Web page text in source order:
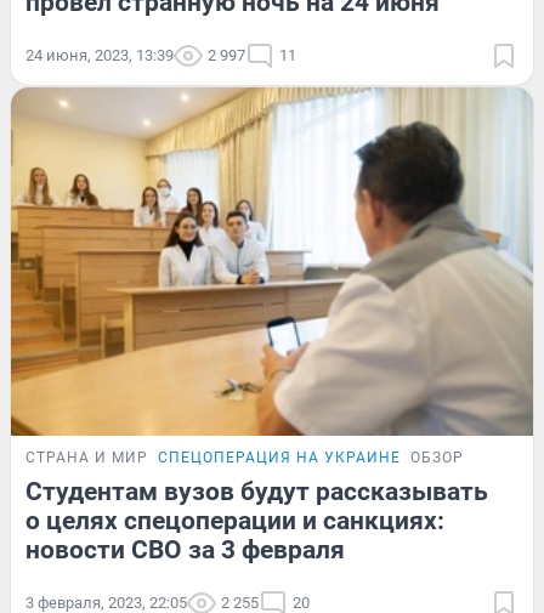
24 июня, 2023, 13:39 2 997 11
СТРАНА И МИР СПЕЦОПЕРАЦИЯ НА УКРАИНЕ ОБЗОР
Студентам вузов будут рассказывать
о целях спецоперации и санкциях:
новости СВО за 3 февраля
3 февраля, 2023, 22:05 2 255 20